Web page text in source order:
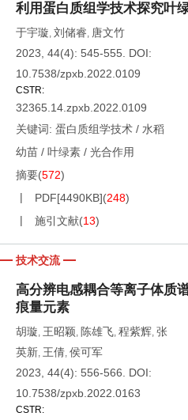
利用蛋白质组学技术探究叶
于宇璇, 刘储睿, 唐文竹
2023, 44(4): 545-555.
DOI:
10.7538/zpxb.2022.0109
CSTR:
32365.14.zpxb.2022.0109
关键词: 蛋白质组学技术 / 水稻
幼苗 / 叶绿素 / 光合作用
摘要(572)
PDF[4490KB](248)
施引文献(13)
技术交流
高分辨电感耦合等离子体质
痕量元素
胡璇, 王昭颖, 陈雄飞, 程紫辉, 张
英新, 王倩, 侯可军
2023, 44(4): 556-566.
DOI:
10.7538/zpxb.2022.0163
CSTR: